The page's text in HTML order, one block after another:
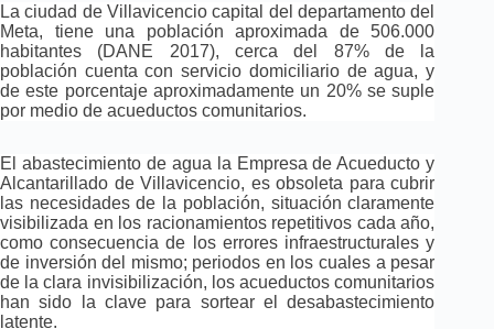
La ciudad de Villavicencio capital del departamento del
Meta, tiene una población aproximada de 506.000
habitantes (DANE 2017), cerca del 87% de la
población cuenta con servicio domiciliario de agua, y
de este porcentaje aproximadamente un 20% se suple
por medio de acueductos comunitarios.
El abastecimiento de agua la Empresa de Acueducto y
Alcantarillado de Villavicencio, es obsoleta para cubrir
las necesidades de la población, situación claramente
visibilizada en los racionamientos repetitivos cada año,
como consecuencia de los errores infraestructurales y
de inversión del mismo; periodos en los cuales a pesar
de la clara invisibilización, los acueductos comunitarios
han sido la clave para sortear el desabastecimiento
latente.